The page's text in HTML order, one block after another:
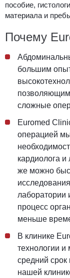
пособие,
материала и
Почему
большим
позволяющим
сложные
Euromed
операцией
кардиолога и
же можно
лаборатории
процесс
меньше
В клинике
технологии
средний срок
нашей